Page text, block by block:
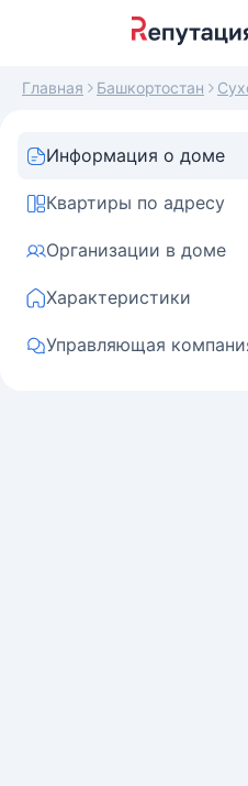
Главная Башкортостан
Информация о доме
Квартиры по адресу
Организации в доме
Характеристики
Управляющая